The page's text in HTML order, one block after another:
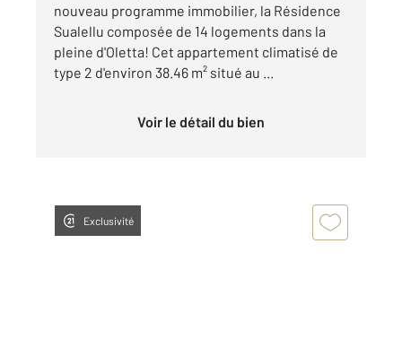
nouveau programme immobilier, la Résidence
Sualellu composée de 14 logements dans la
pleine d'Oletta! Cet appartement climatisé de
type 2 d'environ 38.46 m² situé au ...
Voir le détail du bien
Exclusivité